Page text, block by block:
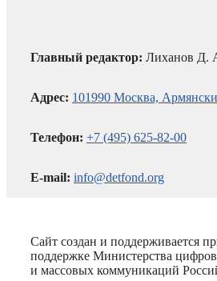
Главный редактор: Лиханов Д.
Адрес: 101990 Москва,
Телефон: +7 (495) 625-82-00
E-mail: info@detfond.org
Сайт создан и поддерживается
поддержке Министерства
и массовых коммуникаций